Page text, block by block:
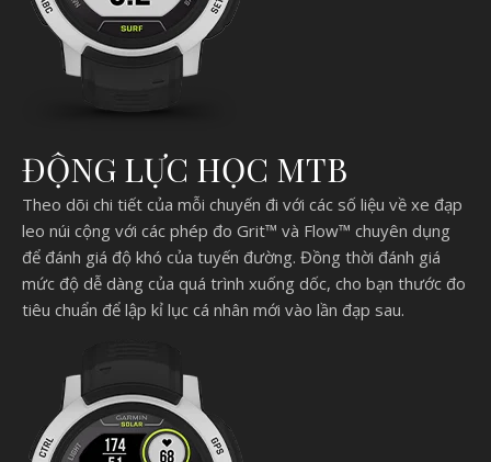
ĐỘNG LỰC HỌC MTB
Theo dõi chi tiết của mỗi chuyến đi với các số liệu về xe đạp
leo núi cộng với các phép đo Grit™ và Flow™ chuyên dụng
để đánh giá độ khó của tuyến đường. Đồng thời đánh giá
mức độ dễ dàng của quá trình xuống dốc, cho bạn thước đo
tiêu chuẩn để lập kỉ lục cá nhân mới vào lần đạp sau.